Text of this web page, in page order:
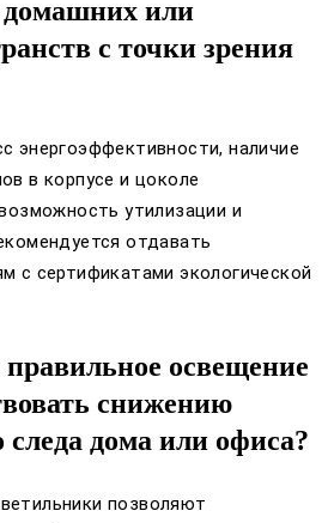
домашних или
с точки зрения
энергоэффективности, наличие
в корпусе и цоколе
утилизации и
отдавать
с сертификатами экологической
освещение
снижению
следа дома или офиса?
позволяют